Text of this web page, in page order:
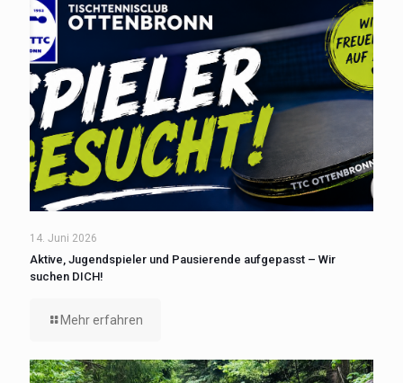
14. Juni 2026
Aktive, Jugendspieler und Pausierende aufgepasst – Wir
suchen DICH!
Mehr erfahren